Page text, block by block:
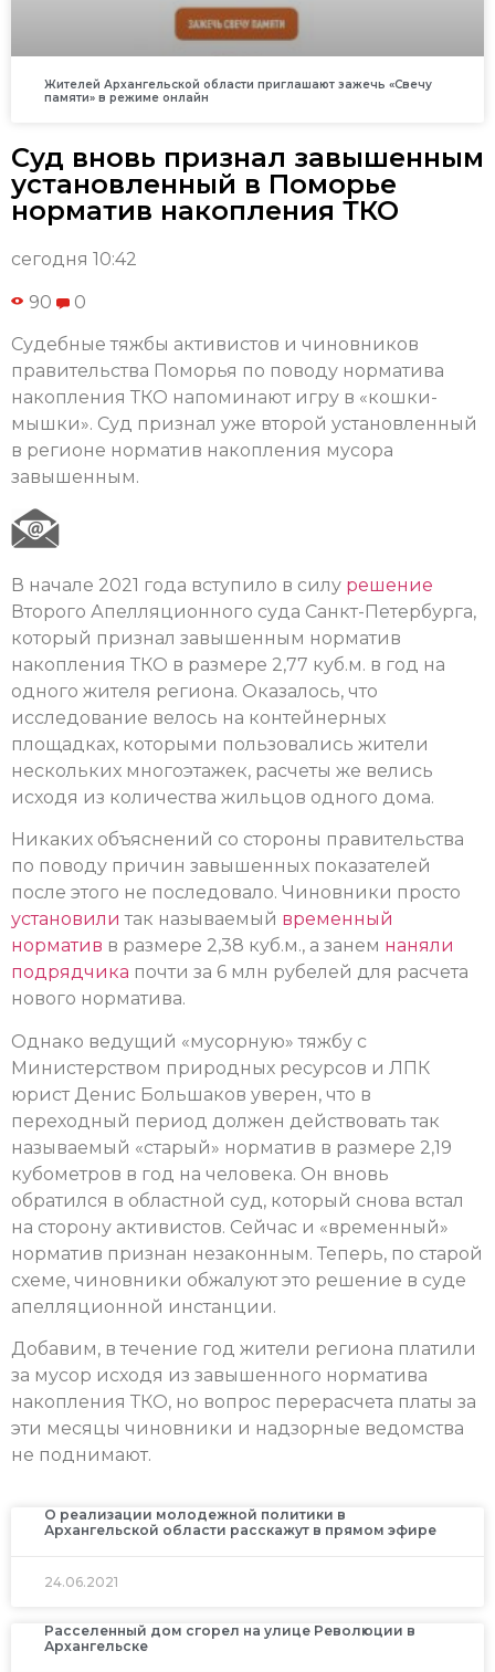
Жителей Архангельской области приглашают зажечь «Свечу
памяти» в режиме онлайн
Суд вновь признал завышенным
установленный в Поморье
норматив накопления ТКО
сегодня 10:42
90 0
Судебные тяжбы активистов и чиновников
правительства Поморья по поводу норматива
накопления ТКО напоминают игру в «кошки-
мышки». Суд признал уже второй установленный
в регионе норматив накопления мусора
завышенным.
В начале 2021 года вступило в силу решение
Второго Апелляционного суда Санкт-Петербурга,
который признал завышенным норматив
накопления ТКО в размере 2,77 куб.м. в год на
одного жителя региона. Оказалось, что
исследование велось на контейнерных
площадках, которыми пользовались жители
нескольких многоэтажек, расчеты же велись
исходя из количества жильцов одного дома.
Никаких объяснений со стороны правительства
по поводу причин завышенных показателей
после этого не последовало. Чиновники просто
установили так называемый временный
норматив в размере 2,38 куб.м., а занем наняли
подрядчика почти за 6 млн рубелей для расчета
нового норматива.
Однако ведущий «мусорную» тяжбу с
Министерством природных ресурсов и ЛПК
юрист Денис Большаков уверен, что в
переходный период должен действовать так
называемый «старый» норматив в размере 2,19
кубометров в год на человека. Он вновь
обратился в областной суд, который снова встал
на сторону активистов. Сейчас и «временный»
норматив признан незаконным. Теперь, по старой
схеме, чиновники обжалуют это решение в суде
апелляционной инстанции.
Добавим, в течение год жители региона платили
за мусор исходя из завышенного норматива
накопления ТКО, но вопрос перерасчета платы за
эти месяцы чиновники и надзорные ведомства
не поднимают.
О реализации молодежной политики в
Архангельской области расскажут в прямом эфире
24.06.2021
Расселенный дом сгорел на улице Революции в
Архангельске